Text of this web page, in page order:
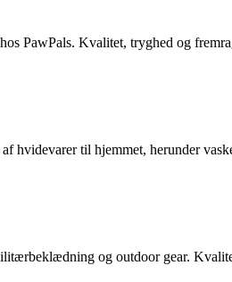
PawPals. Kvalitet, tryghed og
hvidevarer til hjemmet, herunder
og outdoor gear.